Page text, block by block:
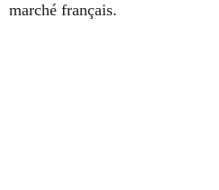
marché français.